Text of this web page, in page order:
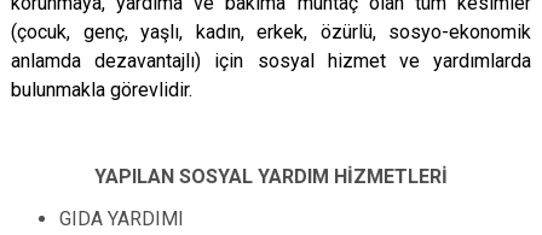
(çocuk, genç, yaşlı, kadın, erkek, özürlü, sosyo-ekonomik
anlamda dezavantajlı) için sosyal hizmet ve yardımlarda
bulunmakla görevlidir.
YAPILAN SOSYAL YARDIM HİZMETLERİ
GIDA YARDIMI